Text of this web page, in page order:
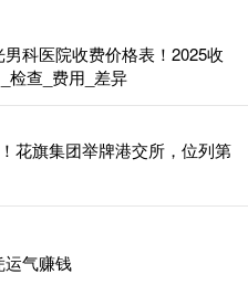
科医院收费价格表！2025收
检查_费用_差异
花旗集团举牌港交所，位列第
运气赚钱